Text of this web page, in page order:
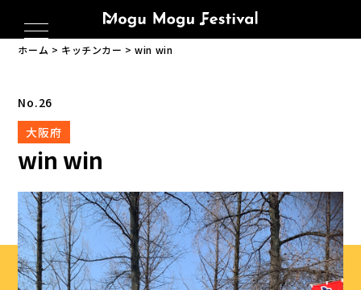
ホーム キッチンカー win win
No.26
大阪府
win win